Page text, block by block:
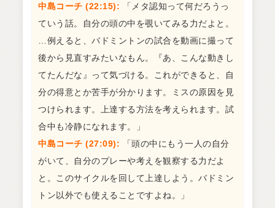
中島コーチ (22:15): 「メタ認知って何だろうっ
ていう話。自分の頭の中を覗いてみる力だよと。
…例えると、バドミントンの試合を動画に撮って
後から見直すみたいなもん。『あ、こんな動きし
てたんだな』って気づける。これができると、自
分の得意とか苦手が分かります。ミスの原因を見
つけられます。上達する方法を考えられます。試
合中も冷静になれます。」
中島コーチ (27:09): 「頭の中にもう一人の自分
がいて、自分のプレーや考えを観察する力だよ
と。このサイクルを回して上達しよう。バドミン
トン以外でも使えることですよね。」